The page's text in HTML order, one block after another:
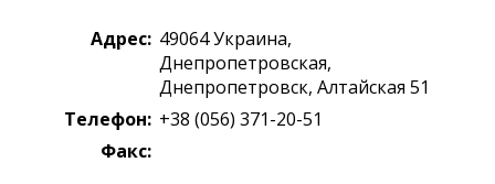
Адрес: 49064Украина,
Днепропетровская,
Днепропетровск,Алтайская 51
Телефон: +38 (056) 371-20-51
Факс: